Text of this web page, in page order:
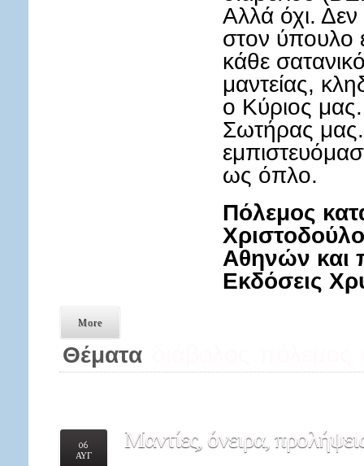
Αλλά όχι.
στον ύπουλο
κάθε
μαντείας,
ο Κύριος
Σωτήρας
ως όπλο.
Πόλεμος
Αθηνών και
Εκδόσεις
More
Θέματα
06
ΑΥΓ
Μαντίες, όνειρα,